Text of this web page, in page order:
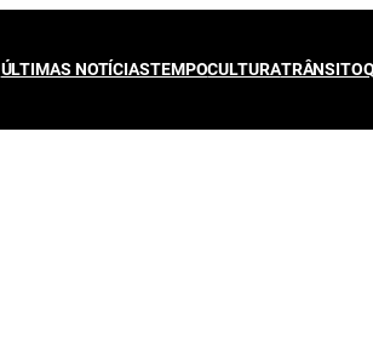
ÚLTIMAS NOTÍCIASTEMPOCULTURATRÂNSITO